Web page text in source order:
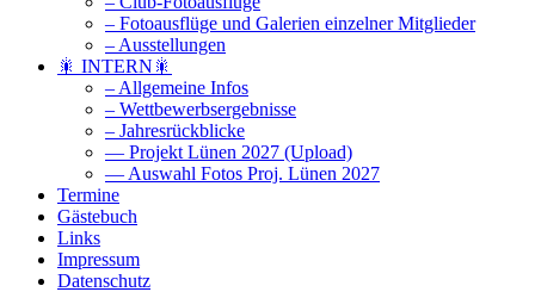
– Fotoausflüge und Galerien einzelner Mitglieder
– Ausstellungen
🎇 INTERN🎇
– Allgemeine Infos
– Wettbewerbsergebnisse
– Jahresrückblicke
— Projekt Lünen 2027 (Upload)
— Auswahl Fotos Proj. Lünen 2027
Termine
Gästebuch
Links
Impressum
Datenschutz